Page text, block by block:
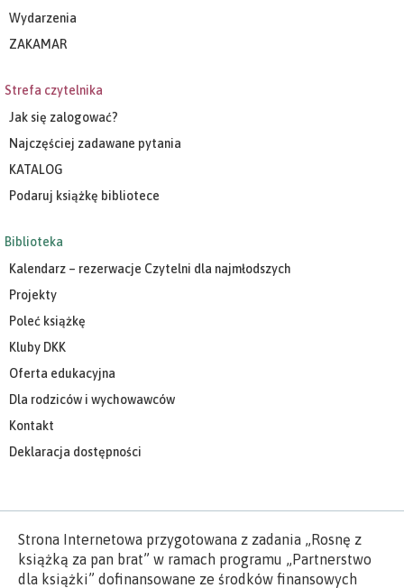
Wydarzenia
ZAKAMAR
Strefa czytelnika
Jak się zalogować?
Najczęściej zadawane pytania
KATALOG
Podaruj książkę bibliotece
Biblioteka
Kalendarz – rezerwacje Czytelni dla najmłodszych
Projekty
Poleć książkę
Kluby DKK
Oferta edukacyjna
Dla rodziców i wychowawców
Kontakt
Deklaracja dostępności
Strona Internetowa przygotowana z zadania „Rosnę z
książką za pan brat” w ramach programu „Partnerstwo
dla książki” dofinansowane ze środków finansowych